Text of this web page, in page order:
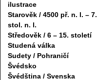
ilustrace
Starověk / 4500 př. n. l. – 7.
stol. n. l.
Středověk / 6 – 15. století
Studená válka
Sudety / Pohraničí
Švédsko
Švédština / Svenska